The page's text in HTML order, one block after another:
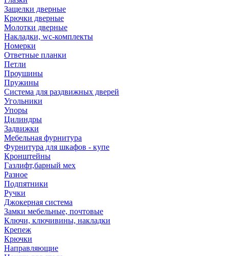
Защелки дверные
Крючки дверные
Молотки дверные
Накладки, wc-комплекты
Номерки
Ответные планки
Петли
Проушины
Пружины
Система для раздвижных дверей
Угольники
Упоры
Цилиндры
Задвижки
Мебельная фурнитура
Фурнитура для шкафов - купе
Кронштейны
Газлифт,барный мех
Разное
Подпятники
Ручки
Джокерная система
Замки мебельные, почтовые
Ключи, ключивины, накладки
Крепеж
Крючки
Направляющие